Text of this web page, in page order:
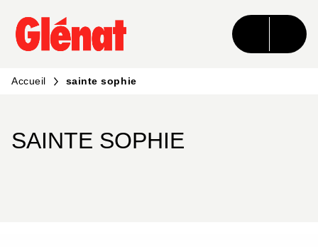
MENU RECHERCHE CONTENU
PIED DE PAGE
Accueil sainte sophie
SAINTE SOPHIE